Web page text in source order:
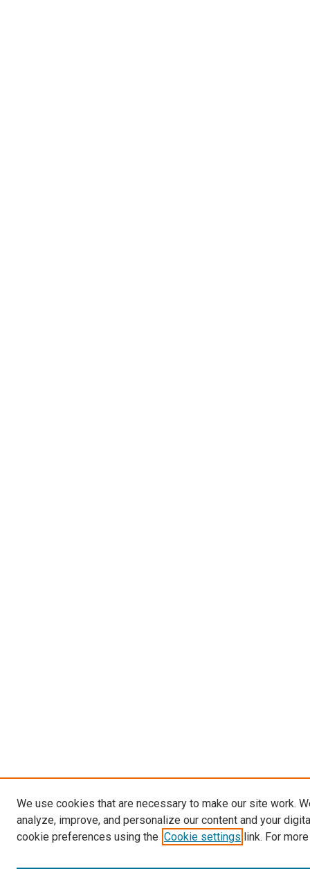
We use cookies that are necessary to make our site work.
analyze, improve, and personalize our content and your
cookie preferences using the Cookie settings link. For